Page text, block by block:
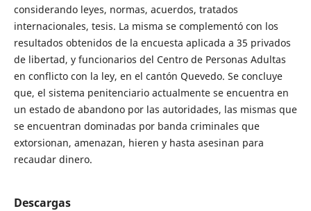
considerando leyes, normas, acuerdos, tratados
internacionales, tesis. La misma se complementó con los
resultados obtenidos de la encuesta aplicada a 35 privados
de libertad, y funcionarios del Centro de Personas Adultas
en conflicto con la ley, en el cantón Quevedo. Se concluye
que, el sistema penitenciario actualmente se encuentra en
un estado de abandono por las autoridades, las mismas que
se encuentran dominadas por banda criminales que
extorsionan, amenazan, hieren y hasta asesinan para
recaudar dinero.
Descargas